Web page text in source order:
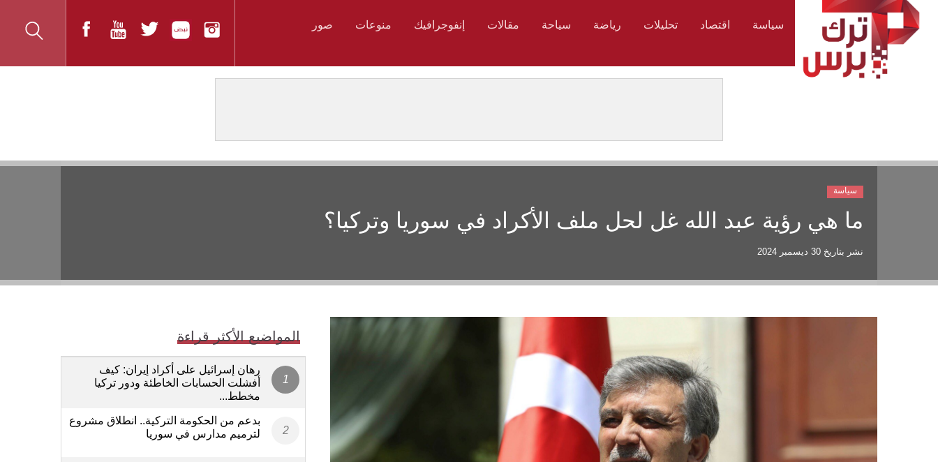
سياسة اقتصاد تحليلات رياضة سياحة مقالات إنفوجرافيك منوعات صور
ما هي رؤية عبد الله غل لحل ملف الأكراد في سوريا وتركيا؟
نشر بتاريخ 30 ديسمبر 2024
سياسة
المواضيع الأكثر قراءة
رهان إسرائيل على أكراد إيران: كيف
أفشلت الحسابات الخاطئة ودور تركيا
مخطط...
بدعم من الحكومة التركية.. انطلاق مشروع
لترميم مدارس في سوريا